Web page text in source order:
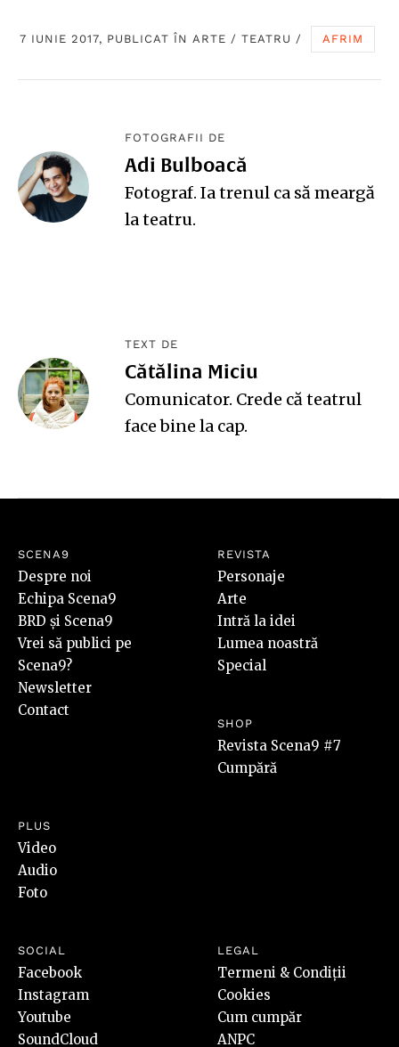
7 IUNIE 2017, PUBLICAT ÎN ARTE / TEATRU / AFRIM
FOTOGRAFII DE
Adi Bulboacă
Fotograf. Ia trenul ca să meargă
la teatru.
TEXT DE
Cătălina Miciu
Comunicator. Crede că teatrul
face bine la cap.
SCENA9
Despre noi
Echipa Scena9
BRD și Scena9
Vrei să publici pe
Scena9?
Newsletter
Contact
REVISTA
Personaje
Arte
Intră la idei
Lumea noastră
Special
SHOP
Revista Scena9 #7
Cumpără
PLUS
Video
Audio
Foto
SOCIAL
Facebook
Instagram
Youtube
SoundCloud
LEGAL
Termeni & Condiții
Cookies
Cum cumpăr
ANPC